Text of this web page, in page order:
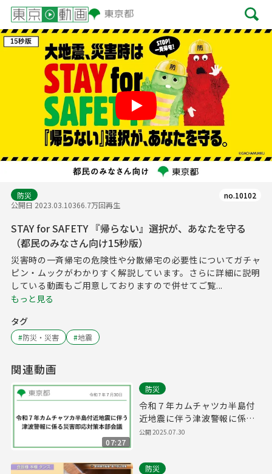
防災
公開日 2023.03.10366.7万回再生
no.10102
STAY for SAFETY 『帰らない』選択が、あなたを守る
（都民のみなさん向け15秒版）
災害時の一斉帰宅の危険性や分散帰宅の必要性についてガチャ
ピン・ムックがわかりすく解説しています。さらに詳細に説明
している動画もご用意しておりますので併せてご覧...
もっと見る
タグ
#防災・災害 #地震
関連動画
07:27
防災
令和７年カムチャツカ半島付
近地震に伴う津波警報に係る
災害即応対策本部会議
公開2025.07.30
防災